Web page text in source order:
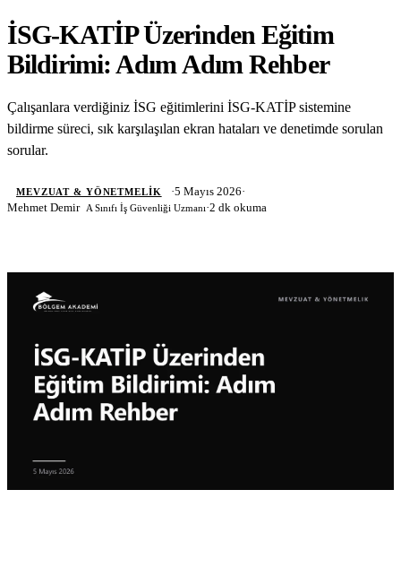
Eğitim Hizmetleri
Danışmanlık Hizmetleri
Sağlık Hizmetleri
Blog & Kaynaklar
Mevzuat & Yönetmelik
Formlar & Materyaller
Hakkımızda
İletişim
İSG-KATİP Üzerinden Eğitim
Bildirimi: Adım Adım Rehber
Çalışanlara verdiğiniz İSG eğitimlerini İSG-KATİP sistemine
bildirme süreci, sık karşılaşılan ekran hataları ve denetimde sorulan
sorular.
MEVZUAT & YÖNETMELIK ·5 Mayıs 2026·
Mehmet Demir
A Sınıfı İş Güvenliği Uzmanı·2 dk okuma